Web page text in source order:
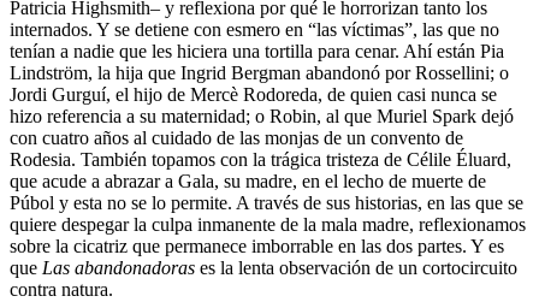
Patricia Highsmith– y reflexiona por qué le horrorizan tanto los
internados. Y se detiene con esmero en “las víctimas”, las que no
tenían a nadie que les hiciera una tortilla para cenar. Ahí están Pia
Lindström, la hija que Ingrid Bergman abandonó por Rossellini; o
Jordi Gurguí, el hijo de Mercè Rodoreda, de quien casi nunca se
hizo referencia a su maternidad; o Robin, al que Muriel Spark dejó
con cuatro años al cuidado de las monjas de un convento de
Rodesia. También topamos con la trágica tristeza de Célile Éluard,
que acude a abrazar a Gala, su madre, en el lecho de muerte de
Púbol y esta no se lo permite. A través de sus historias, en las que se
quiere despegar la culpa inmanente de la mala madre, reflexionamos
sobre la cicatriz que permanece imborrable en las dos partes. Y es
que Las abandonadoras es la lenta observación de un cortocircuito
contra natura.